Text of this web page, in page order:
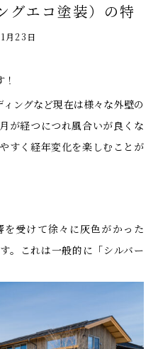
グエコ塗装）の特
月23日
ングなど現在は様々な外壁の
が経つにつれ風合いが良くな
すく経年変化を楽しむことが
受けて徐々に灰色がかった
。これは一般的に「シルバー